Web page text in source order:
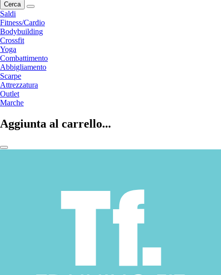
Cerca
Saldi
Fitness/Cardio
Bodybuilding
Crossfit
Yoga
Combattimento
Abbigliamento
Scarpe
Attrezzatura
Outlet
Marche
Aggiunta al carrello...